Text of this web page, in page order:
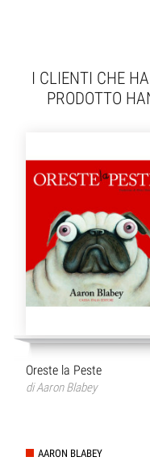
I CLIENTI CHE
PRODOTTO
Oreste la Peste
diAaron Blabey
AARON BLABEY